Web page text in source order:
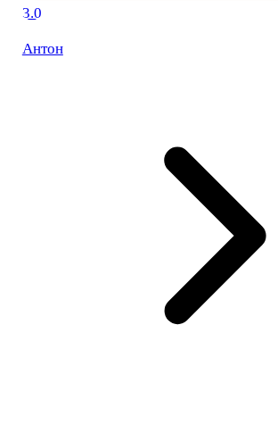
3.0
Антон